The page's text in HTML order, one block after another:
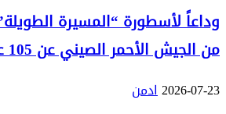
وداعاً لأسطورة “المسيرة
من الجيش الأحمر الصيني عن 105 عاماً
2026-07-23ادمن